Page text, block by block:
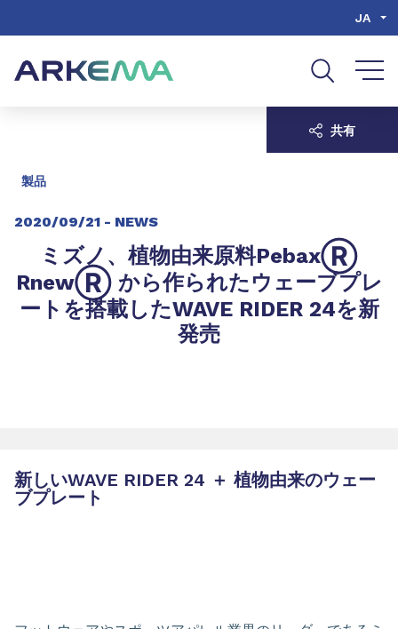
JA
製品
2020/09/21 - NEWS
ミズノ、植物由来原料PebaxⓇ
RnewⓇから作られたウェーブプレ
ートを搭載したWAVE RIDER 24を新
発売
共有
新しいWAVE RIDER 24 ＋ 植物由来のウェー
ブプレート